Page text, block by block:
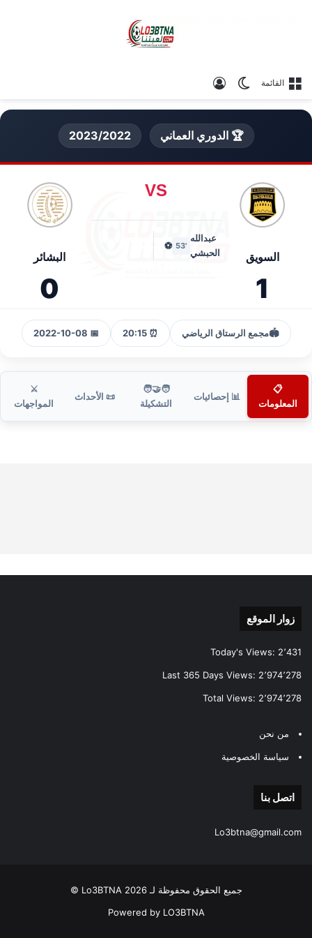
القائمة الوضع المظلم
🏆 الدوري العماني 2023/2022
السويق
1
VS
عبدالله
الحبشي
'53
⚽
البشائر
0
🏟️مجمع الرستاق الرياضي ⏰ 20:15
📅 2022-10-08
📋
المعلومات
📊 إحصائيات
🧑‍🤝‍🧑
التشكيلة
📜 الأحداث
⚔️
المواجهات
زوار الموقع
Today's Views: 2٬431
Last 365 Days Views: 2٬974٬278
Total Views: 2٬974٬278
من نحن
سياسة الخصوصية
اتصل بنا
Lo3btna@gmail.com
جميع الحقوق محفوظة لـ Lo3BTNA 2026 ©
Powered by LO3BTNA